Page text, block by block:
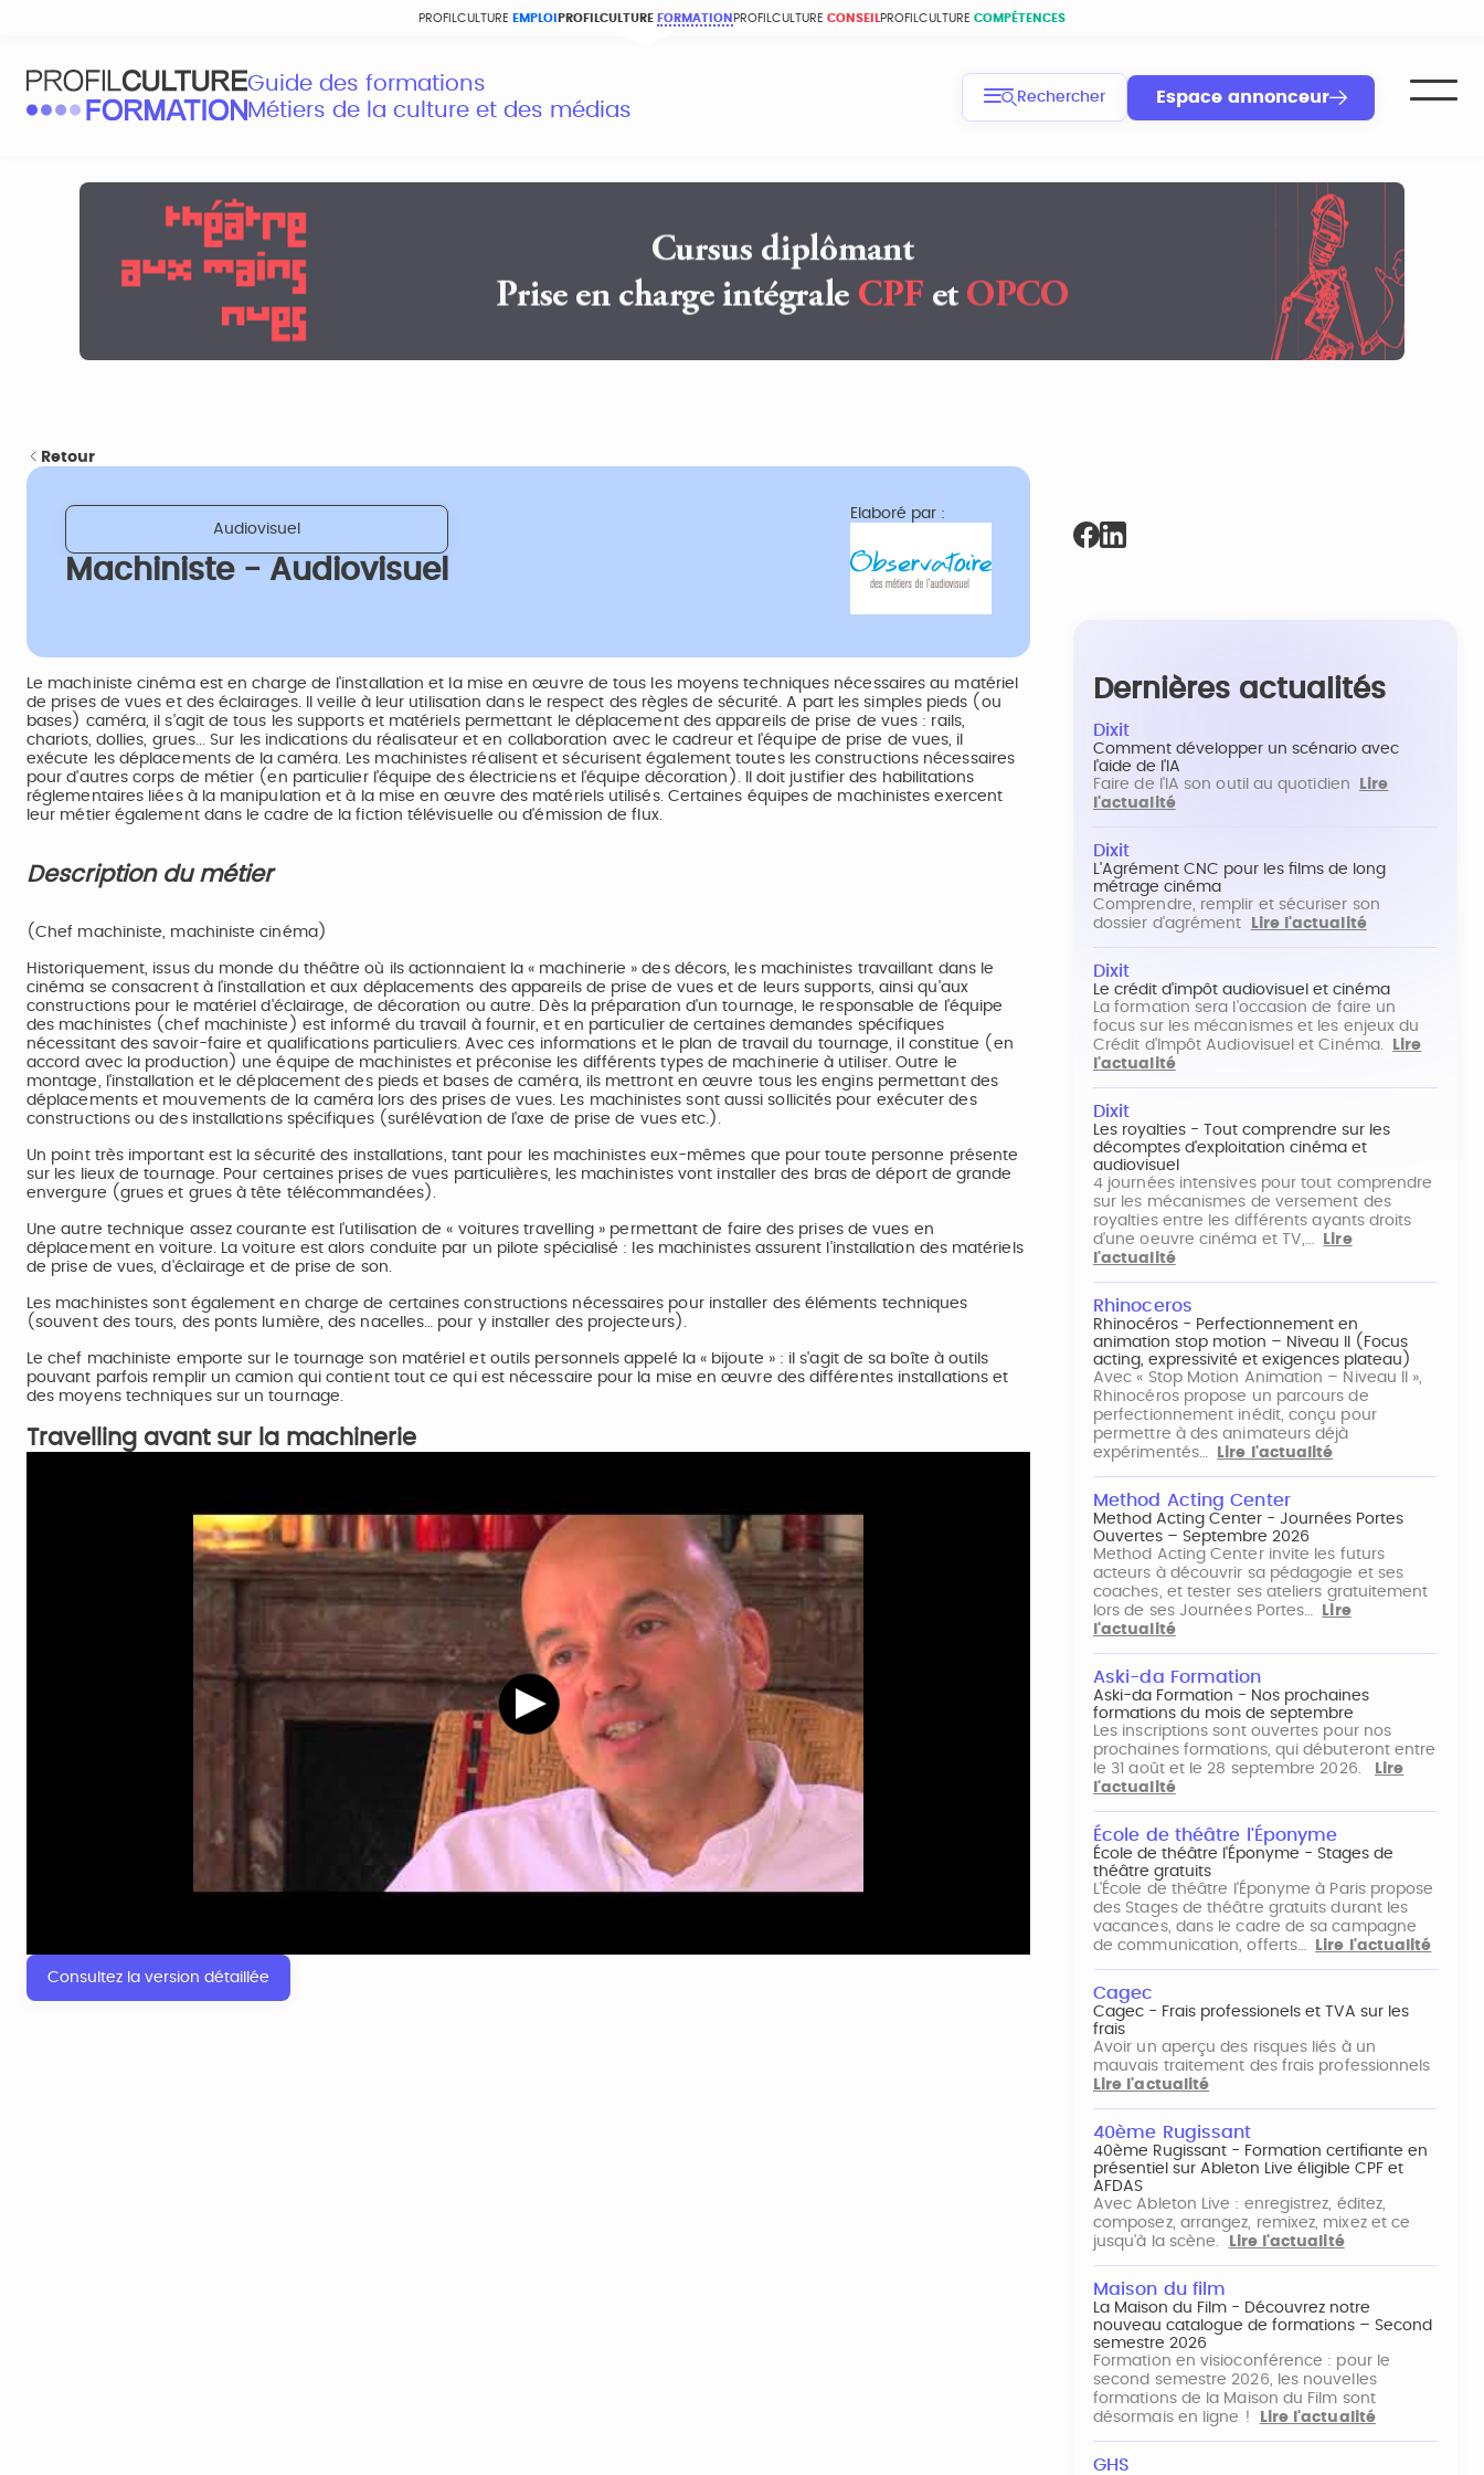
PROFILCULTURE EMPLOI PROFILCULTURE FORMATION PROFILCULTURE CONSEIL PROFILCULTURE COMPÉTENCES
Guide des formations
Métiers de la culture et des médias
Rechercher Espace annonceur
Retour
Audiovisuel
Machiniste - Audiovisuel
Elaboré par :
Le machiniste cinéma est en charge de l'installation et la mise en œuvre de tous les moyens techniques nécessaires au matériel
de prises de vues et des éclairages. Il veille à leur utilisation dans le respect des règles de sécurité. A part les simples pieds (ou
bases) caméra, il s'agit de tous les supports et matériels permettant le déplacement des appareils de prise de vues : rails,
chariots, dollies, grues... Sur les indications du réalisateur et en collaboration avec le cadreur et l'équipe de prise de vues, il
exécute les déplacements de la caméra. Les machinistes réalisent et sécurisent également toutes les constructions nécessaires
pour d'autres corps de métier (en particulier l'équipe des électriciens et l'équipe décoration). Il doit justifier des habilitations
réglementaires liées à la manipulation et à la mise en œuvre des matériels utilisés. Certaines équipes de machinistes exercent
leur métier également dans le cadre de la fiction télévisuelle ou d'émission de flux.
Description du métier
(Chef machiniste, machiniste cinéma)
Historiquement, issus du monde du théâtre où ils actionnaient la « machinerie » des décors, les machinistes travaillant dans le
cinéma se consacrent à l'installation et aux déplacements des appareils de prise de vues et de leurs supports, ainsi qu'aux
constructions pour le matériel d'éclairage, de décoration ou autre. Dès la préparation d'un tournage, le responsable de l'équipe
des machinistes (chef machiniste) est informé du travail à fournir, et en particulier de certaines demandes spécifiques
nécessitant des savoir-faire et qualifications particuliers. Avec ces informations et le plan de travail du tournage, il constitue (en
accord avec la production) une équipe de machinistes et préconise les différents types de machinerie à utiliser. Outre le
montage, l'installation et le déplacement des pieds et bases de caméra, ils mettront en œuvre tous les engins permettant des
déplacements et mouvements de la caméra lors des prises de vues. Les machinistes sont aussi sollicités pour exécuter des
constructions ou des installations spécifiques (surélévation de l'axe de prise de vues etc.).
Un point très important est la sécurité des installations, tant pour les machinistes eux-mêmes que pour toute personne présente
sur les lieux de tournage. Pour certaines prises de vues particulières, les machinistes vont installer des bras de déport de grande
envergure (grues et grues à tête télécommandées).
Une autre technique assez courante est l'utilisation de « voitures travelling » permettant de faire des prises de vues en
déplacement en voiture. La voiture est alors conduite par un pilote spécialisé : les machinistes assurent l'installation des matériels
de prise de vues, d'éclairage et de prise de son.
Les machinistes sont également en charge de certaines constructions nécessaires pour installer des éléments techniques
(souvent des tours, des ponts lumière, des nacelles… pour y installer des projecteurs).
Le chef machiniste emporte sur le tournage son matériel et outils personnels appelé la « bijoute » : il s'agit de sa boîte à outils
pouvant parfois remplir un camion qui contient tout ce qui est nécessaire pour la mise en œuvre des différentes installations et
des moyens techniques sur un tournage.
Travelling avant sur la machinerie
Consultez la version détaillée
Dernières actualités
Dixit
Comment développer un scénario avec
l'aide de l'IA
Faire de l'IA son outil au quotidien
Lire
l'actualité
Dixit
L'Agrément CNC pour les films de long
métrage cinéma
Comprendre, remplir et sécuriser son
dossier d'agrément
Lire l'actualité
Dixit
Le crédit d'impôt audiovisuel et cinéma
La formation sera l'occasion de faire un
focus sur les mécanismes et les enjeux du
Crédit d'Impôt Audiovisuel et Cinéma.
Lire
l'actualité
Dixit
Les royalties - Tout comprendre sur les
décomptes d'exploitation cinéma et
audiovisuel
4 journées intensives pour tout comprendre
sur les mécanismes de versement des
royalties entre les différents ayants droits
d'une oeuvre cinéma et TV,…
Lire
l'actualité
Rhinoceros
Rhinocéros - Perfectionnement en
animation stop motion – Niveau II (Focus
acting, expressivité et exigences plateau)
Avec « Stop Motion Animation – Niveau II »,
Rhinocéros propose un parcours de
perfectionnement inédit, conçu pour
permettre à des animateurs déjà
expérimentés…
Lire l'actualité
Method Acting Center
Method Acting Center - Journées Portes
Ouvertes – Septembre 2026
Method Acting Center invite les futurs
acteurs à découvrir sa pédagogie et ses
coaches, et tester ses ateliers gratuitement
lors de ses Journées Portes…
Lire
l'actualité
Aski-da Formation
Aski-da Formation - Nos prochaines
formations du mois de septembre
Les inscriptions sont ouvertes pour nos
prochaines formations, qui débuteront entre
le 31 août et le 28 septembre 2026.
Lire
l'actualité
École de théâtre l'Éponyme
École de théâtre l'Éponyme - Stages de
théâtre gratuits
L'École de théâtre l'Éponyme à Paris propose
des Stages de théâtre gratuits durant les
vacances, dans le cadre de sa campagne
de communication, offerts…
Lire l'actualité
Cagec
Cagec - Frais professionels et TVA sur les
frais
Avoir un aperçu des risques liés à un
mauvais traitement des frais professionnels
Lire l'actualité
40ème Rugissant
40ème Rugissant - Formation certifiante en
présentiel sur Ableton Live éligible CPF et
AFDAS
Avec Ableton Live : enregistrez, éditez,
composez, arrangez, remixez, mixez et ce
jusqu'à la scène.
Lire l'actualité
Maison du film
La Maison du Film - Découvrez notre
nouveau catalogue de formations – Second
semestre 2026
Formation en visioconférence : pour le
second semestre 2026, les nouvelles
formations de la Maison du Film sont
désormais en ligne !
Lire l'actualité
GHS